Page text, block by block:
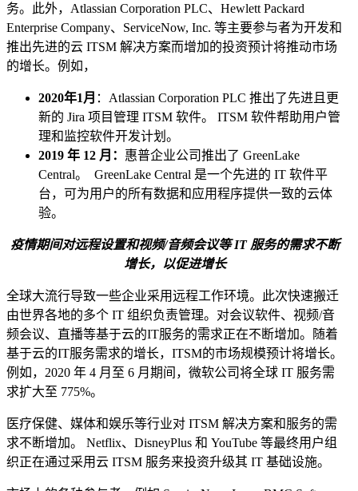
务。此外，Atlassian Corporation PLC、Hewlett Packard
Enterprise Company、ServiceNow, Inc. 等主要参与者为开发和
推出先进的云 ITSM 解决方案而增加的投资预计将推动市场
的增长。例如，
2020年1月 ：Atlassian Corporation PLC 推出了先进且更
新的 Jira 项目管理 ITSM 软件。 ITSM 软件帮助用户管
理和监控软件开发计划。
2019 年 12 月： 惠普企业公司推出了 GreenLake
Central。 GreenLake Central 是一个先进的 IT 软件平
台，可为用户的所有数据和应用程序提供一致的云体
验。
疫情期间对远程设置和视频/音频会议等 IT 服务的需求不断
增长，以促进增长
全球大流行导致一些企业采用远程工作环境。此次快速搬迁
由世界各地的多个 IT 组织负责管理。对会议软件、视频/音
频会议、直播等基于云的IT服务的需求正在不断增加。随着
基于云的IT服务需求的增长，ITSM的市场规模预计将增长。
例如，2020 年 4 月至 6 月期间，微软公司将全球 IT 服务需
求扩大至 775%。
医疗保健、媒体和娱乐等行业对 ITSM 解决方案和服务的需
求不断增加。 Netflix、DisneyPlus 和 YouTube 等最终用户组
织正在通过采用云 ITSM 服务来投资升级其 IT 基础设施。